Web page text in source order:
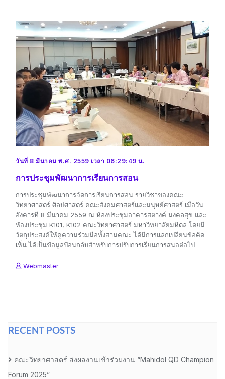
วันที่ 8 มีนาคม พ.ศ. 2559 เวลา 06:29:49 น.
การประชุมพัฒนาการเรียนการสอน
การประชุมพัฒนาการจัดการเรียนการสอน รายวิชาของคณะ
วิทยาศาสตร์ ศิลปศาสตร์ คณะสังคมศาสตร์และมนุษย์ศาสตร์ เมื่อวัน
อังคารที่ 8 มีนาคม 2559 ณ ห้องประชุมอาคารสตางค์ มงคลสุข และ
ห้องประชุม K101, K102 คณะวิทยาศาสตร์ มหาวิทยาลัยมหิดล โดยมี
วัตถุประสงค์ให้คู่ความร่วมมือทั้งสามคณะ ได้มีการแลกเปลี่ยนข้อคิด
เห็น ได้เป็นข้อมูลป้อนกลับสำหรับการปรับการเรียนการสนอต่อไป
Webmaster
RECENT POSTS
คณะวิทยาศาสตร์ ส่งผลงานเข้าร่วมงาน “Mahidol QD Champion
Forum 2025”